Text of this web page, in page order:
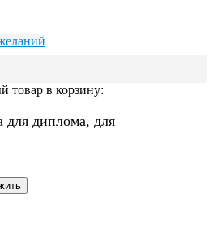
товар в корзину:
для диплома, для